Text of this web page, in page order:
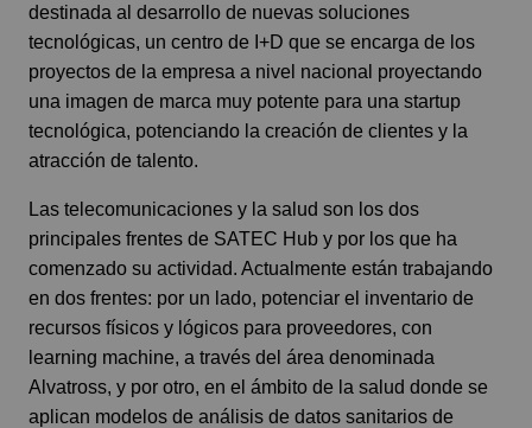
destinada al desarrollo de nuevas soluciones
tecnológicas, un centro de I+D que se encarga de los
proyectos de la empresa a nivel nacional proyectando
una imagen de marca muy potente para una startup
tecnológica, potenciando la creación de clientes y la
atracción de talento.
Las telecomunicaciones y la salud son los dos
principales frentes de SATEC Hub y por los que ha
comenzado su actividad. Actualmente están trabajando
en dos frentes: por un lado, potenciar el inventario de
recursos físicos y lógicos para proveedores, con
learning machine, a través del área denominada
Alvatross, y por otro, en el ámbito de la salud donde se
aplican modelos de análisis de datos sanitarios de